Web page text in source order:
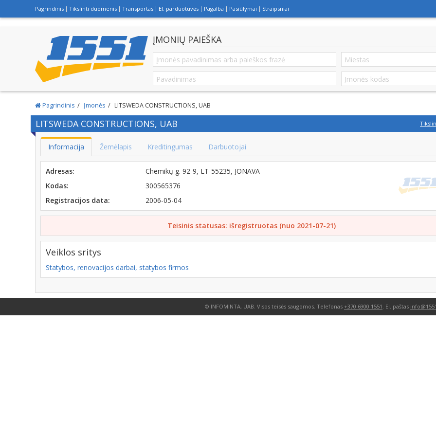
Pagrindinis Tikslinti duomenis Transportas El. parduotuvės Pagalba Pasiūlymai Straipsniai
ĮMONIŲ PAIEŠKA
Pagrindinis Įmonės LITSWEDA CONSTRUCTIONS, UAB
LITSWEDA CONSTRUCTIONS, UAB
Informacija Žemėlapis Kreditingumas Darbuotojai
Adresas:
Chemikų g. 92-9, LT-55235, JONAVA
Kodas:
300565376
Registracijos data:
2006-05-04
Teisinis statusas: išregistruotas (nuo 2021-07-21)
Veiklos sritys
Statybos, renovacijos darbai, statybos firmos
© INFOMINTA, UAB. Visos teisės saugomos. Telefonas +370 6900 1551 . El. paštas